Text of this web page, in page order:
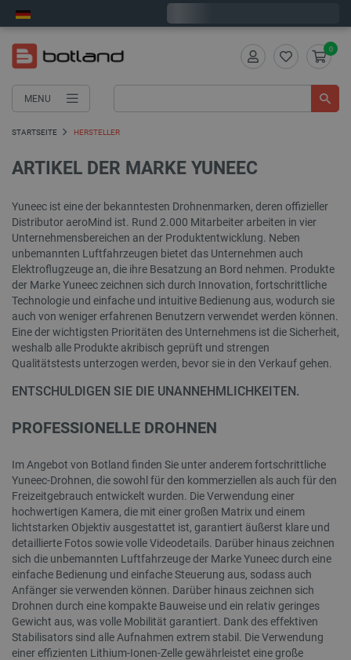
MENU
0
STARTSEITE HERSTELLER
ARTIKEL DER MARKE YUNEEC
Yuneec ist eine der bekanntesten Drohnenmarken, deren offizieller
Distributor aeroMind ist. Rund 2.000 Mitarbeiter arbeiten in vier
Unternehmensbereichen an der Produktentwicklung. Neben
unbemannten Luftfahrzeugen bietet das Unternehmen auch
Elektroflugzeuge an, die ihre Besatzung an Bord nehmen. Produkte
der Marke Yuneec zeichnen sich durch Innovation, fortschrittliche
Technologie und einfache und intuitive Bedienung aus, wodurch sie
auch von weniger erfahrenen Benutzern verwendet werden können.
Eine der wichtigsten Prioritäten des Unternehmens ist die Sicherheit,
weshalb alle Produkte akribisch geprüft und strengen
Qualitätstests unterzogen werden, bevor sie in den Verkauf gehen.
ENTSCHULDIGEN SIE DIE UNANNEHMLICHKEITEN.
PROFESSIONELLE DROHNEN
Im Angebot von Botland finden Sie unter anderem fortschrittliche
Yuneec-Drohnen, die sowohl für den kommerziellen als auch für den
Freizeitgebrauch entwickelt wurden. Die Verwendung einer
hochwertigen Kamera, die mit einer großen Matrix und einem
lichtstarken Objektiv ausgestattet ist, garantiert äußerst klare und
detaillierte Fotos sowie volle Videodetails. Darüber hinaus zeichnen
sich die unbemannten Luftfahrzeuge der Marke Yuneec durch eine
einfache Bedienung und einfache Steuerung aus, sodass auch
Anfänger sie verwenden können. Darüber hinaus zeichnen sich
Drohnen durch eine kompakte Bauweise und ein relativ geringes
Gewicht aus, was volle Mobilität garantiert. Dank des effektiven
Stabilisators sind alle Aufnahmen extrem stabil. Die Verwendung
einer effizienten Lithium-Ionen-Zelle gewährleistet eine große